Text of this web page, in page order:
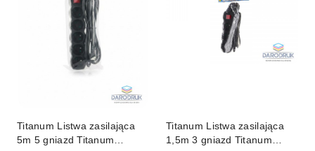
Titanum Listwa zasilająca
5m 5 gniazd Titanum
Titanum Listwa zasilająca
1,5m 3 gniazd Titanum